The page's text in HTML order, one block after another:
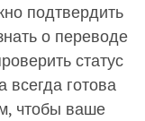
подтвердить
о переводе
статус
всегда готова
чтобы ваше